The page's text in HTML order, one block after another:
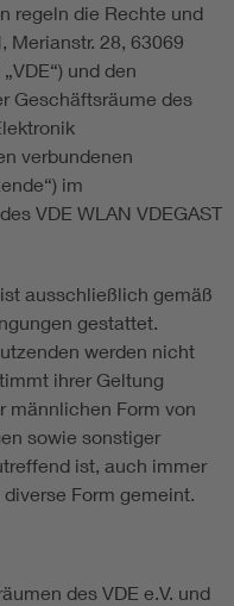
regeln die Rechte und
Merianstr. 28, 63069
und den
Geschäftsräume des
verbundenen
im
VDE WLAN VDEGAST
ausschließlich gemäß
gestattet.
werden nicht
ihrer Geltung
männlichen Form von
sowie sonstiger
ist, auch immer
Form gemeint.
des VDE e.V. und